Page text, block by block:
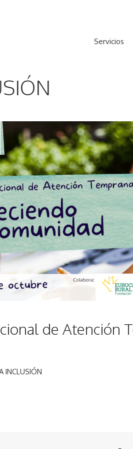
Servicios
de Atención
INCLUSIÓN